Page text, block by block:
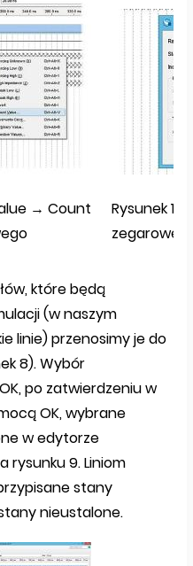
→ Count
Rysunek
które będą
(w naszym
linie) przenosimy je do
8). Wybór
po zatwierdzeniu w
OK, wybrane
w edytorze
rysunku 9. Liniom
stany
nieustalone.